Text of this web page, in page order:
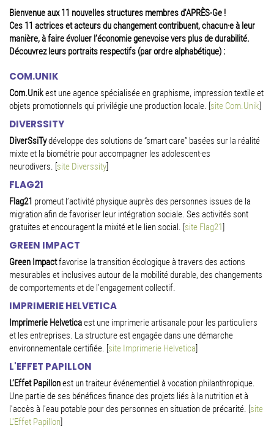
Bienvenue aux 11 nouvelles structures membres d'APRÈS-Ge !
Ces 11 actrices et acteurs du changement contribuent, chacun·e à leur
manière, à faire évoluer l’économie genevoise vers plus de durabilité.
Découvrez leurs portraits respectifs (par ordre alphabétique) :
COM.UNIK
Com.Unikest une agence spécialisée en graphisme, impression textile et
objets promotionnels qui privilégie une production locale. [site Com.Unik]
DIVERSSITY
DiverSsiTydéveloppe des solutions de “smart care” basées sur la réalité
mixte et la biométrie pour accompagner les adolescent·es
neurodivers. [site Diverssity]
FLAG21
Flag21 promeut l’activité physique auprès des personnes issues de la
migration afin de favoriser leur intégration sociale. Ses activités sont
gratuites et encouragent la mixité et le lien social. [site Flag21]
GREEN IMPACT
Green Impactfavorise la transition écologique à travers des actions
mesurables et inclusives autour de la mobilité durable, des changements
de comportements et de l’engagement collectif.
IMPRIMERIE HELVETICA
Imprimerie Helveticaest une imprimerie artisanale pour les particuliers
et les entreprises. La structure est engagée dans une démarche
environnementale certifiée. [site Imprimerie Helvetica]
L'EFFET PAPILLON
L’Effet Papillonest un traiteur événementiel à vocation philanthropique.
Une partie de ses bénéfices finance des projets liés à la nutrition et à
l’accès à l’eau potable pour des personnes en situation de précarité. [site
L'Effet Papillon]